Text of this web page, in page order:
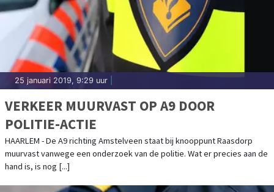
25 januari 2019, 9:29 uur
VERKEER MUURVAST OP A9 DOOR
POLITIE-ACTIE
HAARLEM - De A9 richting Amstelveen staat bij knooppunt Raasdorp
muurvast vanwege een onderzoek van de politie. Wat er precies aan de
hand is, is nog [...]